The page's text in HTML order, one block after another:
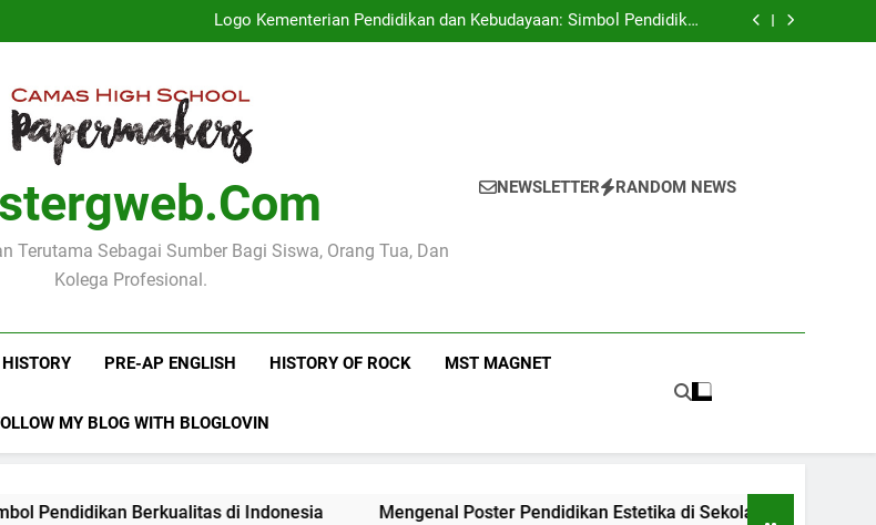
Logo Kementerian Pendidikan dan Kebudayaan: Simbol Pendidikan
Berkualitas di Indonesia
Mengenal Poster Pendidikan Estetika di Sekolah Menengah Camas High
Logo Kementerian Pendidikan dan Kebudayaan: Simbol Pendidikan
Mengenal Poster Pendidikan Estetika di Sekolah Menengah Camas High
Mengenang Pidato Hari Pendidikan Nasional di Camas High School
Terutama Sebagai Sumber Bagi Siswa, Orang Tua, Dan
Kolega Profesional.
NEWSLETTER RANDOM NEWS
PRE-AP ENGLISH HISTORY OF ROCK MST MAGNET
MY BLOG WITH BLOGLOVIN
Berkualitas di Indonesia Mengenal Poster Pendidikan Estetika di Sekolah Menengah Camas High